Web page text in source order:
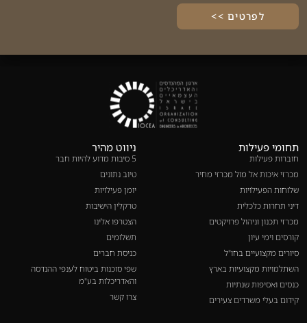
לפרטים >>
תחומי פעילות
חוברות פעילות
מכרזי איכות אל מול מכרזי מחיר
שלוחות הפעילויות
דיני תחרות כלכלית
מכרזי תכנון וניהול פרויקטים
קורסים וימי עיון
סיורים מקצועיים בחו"ל
השתלמויות מקצועיות בארץ
כנסים ואסיפות שנתיות
קידום בעלי משרדים צעירים
ניווט מהיר
5 סיבות מדוע להיות חבר
טיוב נתונים
יומן פעילויות
טרקלין הישיבות
הצטרפו אלינו
תשלומים
כניסת חברים
שפי סוכנות ביטוח לענפי ההנדסה
והאדריכלות בע"מ
צרו קשר